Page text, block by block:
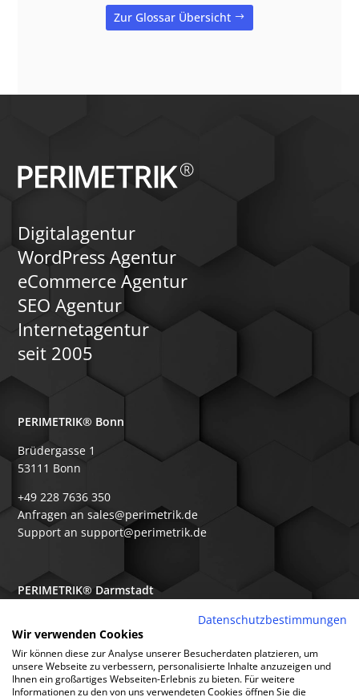
Zur Glossar Übersicht
Digitalagentur
WordPress Agentur
eCommerce Agentur
SEO Agentur
Internetagentur
seit 2005
PERIMETRIK® Bonn
Brüdergasse 1
53111 Bonn
+49 228 7636 350
Anfragen an sales@perimetrik.de
Support an support@perimetrik.de
PERIMETRIK® Darmstadt
64367 Mühltal
+49 6151 3944 80
Anfragen an sales@perimetrik.de
Datenschutzbestimmungen
Wir verwenden Cookies
Wir können diese zur Analyse unserer Besucherdaten platzieren, um
unsere Webseite zu verbessern, personalisierte Inhalte anzuzeigen und
Ihnen ein großartiges Webseiten-Erlebnis zu bieten. Für weitere
Informationen zu den von uns verwendeten Cookies öffnen Sie die